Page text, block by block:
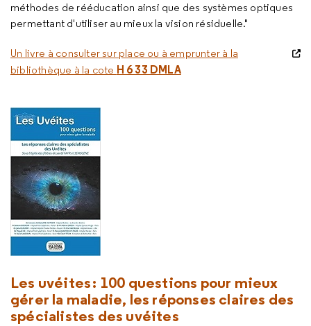
méthodes de rééducation ainsi que des systèmes optiques
permettant d'utiliser au mieux la vision résiduelle."
Un livre à consulter sur place ou à emprunter à la
bibliothèque à la cote H 6 33 DMLA
Les uvéites : 100 questions pour mieux
gérer la maladie, les réponses claires des
spécialistes des uvéites